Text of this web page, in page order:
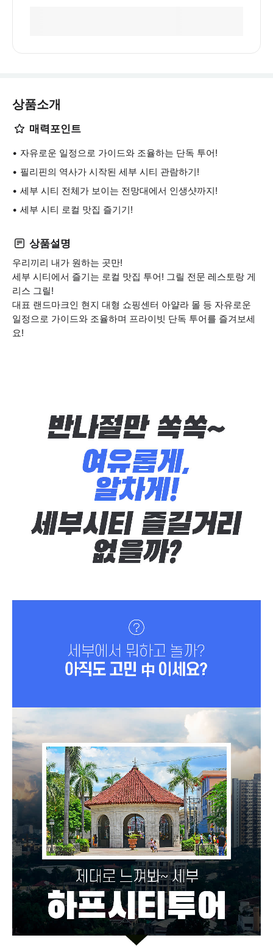
상품소개
매력포인트
자유로운 일정으로 가이드와 조율하는 단독 투어!
필리핀의 역사가 시작된 세부 시티 관람하기!
세부 시티 전체가 보이는 전망대에서 인생샷까지!
세부 시티 로컬 맛집 즐기기!
상품설명
우리끼리 내가 원하는 곳만!
세부 시티에서 즐기는 로컬 맛집 투어! 그릴 전문 레스토랑 게
리스 그릴!
대표 랜드마크인 현지 대형 쇼핑센터 아얄라 몰 등 자유로운
일정으로 가이드와 조율하며 프라이빗 단독 투어를 즐겨보세
요!